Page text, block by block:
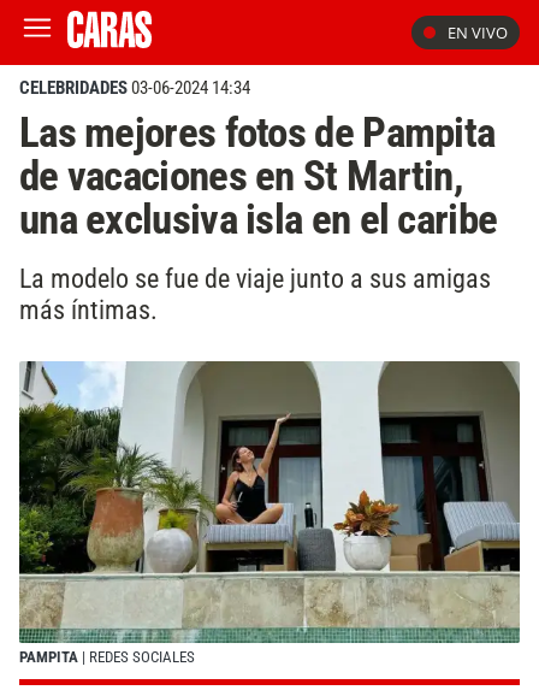
EN VIVO
CELEBRIDADES03-06-2024 14:34
Las mejores fotos de Pampita
de vacaciones en St Martin,
una exclusiva isla en el caribe
La modelo se fue de viaje junto a sus amigas
más íntimas.
PAMPITA | REDES SOCIALES